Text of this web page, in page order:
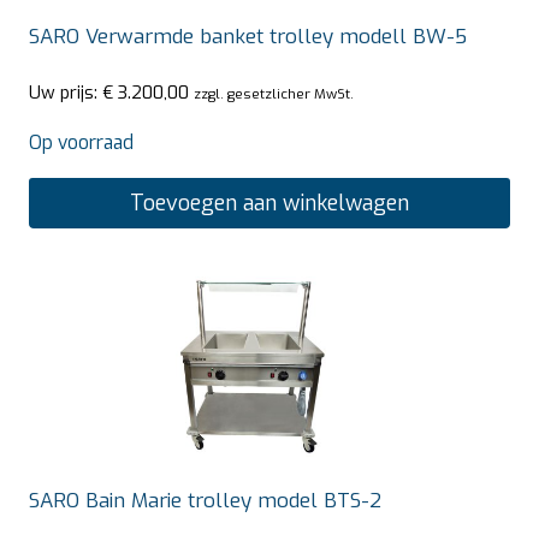
SARO Verwarmde banket trolley modell BW-5
Uw prijs: € 3.200,00 zzgl. gesetzlicher MwSt.
Op voorraad
Toevoegen aan winkelwagen
SARO Bain Marie trolley model BTS-2